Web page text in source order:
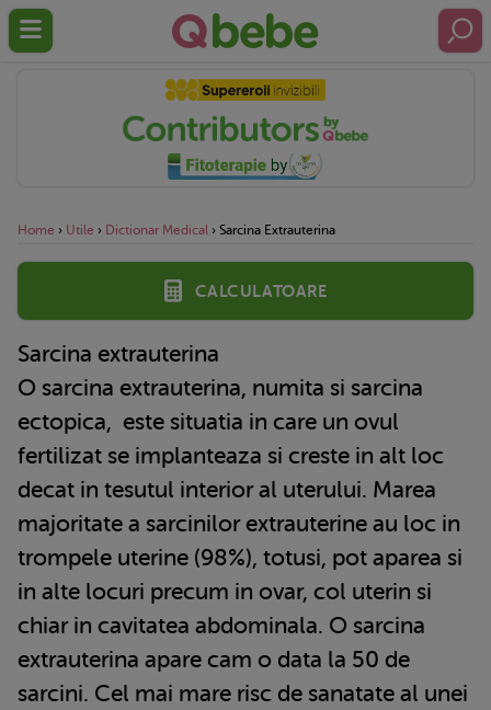
Home › Utile › Dictionar Medical › Sarcina Extrauterina
Calculatoare
Sarcina extrauterina
sarcina extrauterina, numita si sarcina
ectopica, este situatia in care un ovul
fertilizat se implanteaza si creste in alt loc
decat in tesutul interior al uterului. Marea
majoritate a sarcinilor extrauterine au loc in
trompele uterine (98%), totusi, pot aparea si
in alte locuri precum in ovar, col uterin si
chiar in cavitatea abdominala. O sarcina
extrauterina apare cam o data la 50 de
sarcini. Cel mai mare risc de sanatate al unei